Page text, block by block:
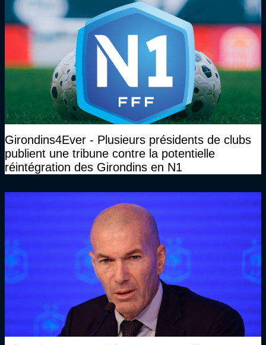
Girondins4Ever - Plusieurs présidents de clubs
publient une tribune contre la potentielle
réintégration des Girondins en N1